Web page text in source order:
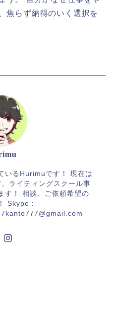
焦らず納得のいく選択を
いるHurimuです！ 現在は
ライティングスクール事
す！ 相談、ご依頼希望の
Skype：